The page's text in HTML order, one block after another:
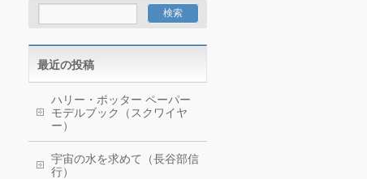
最近の投稿
ハリー・ポッター ペーパー
モデルブック（スクワイヤ
ー）
宇宙の水を求めて（長谷部信
行）